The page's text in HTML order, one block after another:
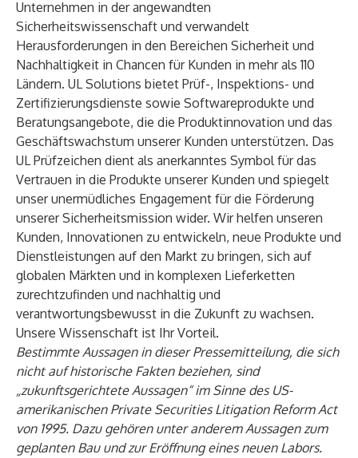
Unternehmen in der angewandten
Sicherheitswissenschaft und verwandelt
Herausforderungen in den Bereichen Sicherheit und
Nachhaltigkeit in Chancen für Kunden in mehr als 110
Ländern. UL Solutions bietet Prüf-, Inspektions- und
Zertifizierungsdienste sowie Softwareprodukte und
Beratungsangebote, die die Produktinnovation und das
Geschäftswachstum unserer Kunden unterstützen. Das
UL Prüfzeichen dient als anerkanntes Symbol für das
Vertrauen in die Produkte unserer Kunden und spiegelt
unser unermüdliches Engagement für die Förderung
unserer Sicherheitsmission wider. Wir helfen unseren
Kunden, Innovationen zu entwickeln, neue Produkte und
Dienstleistungen auf den Markt zu bringen, sich auf
globalen Märkten und in komplexen Lieferketten
zurechtzufinden und nachhaltig und
verantwortungsbewusst in die Zukunft zu wachsen.
Unsere Wissenschaft ist Ihr Vorteil.
Bestimmte Aussagen in dieser Pressemitteilung, die sich
nicht auf historische Fakten beziehen, sind
„zukunftsgerichtete Aussagen“ im Sinne des US-
amerikanischen Private Securities Litigation Reform Act
von 1995. Dazu gehören unter anderem Aussagen zum
geplanten Bau und zur Eröffnung eines neuen Labors.